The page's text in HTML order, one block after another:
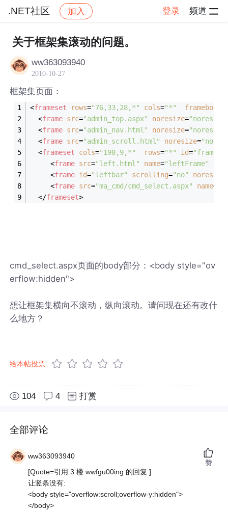
.NET社区 加入 登录 频道
社区 .NET社区 帖子详情
关于框架集滚动的问题。
ww363093940
2010-10-27
框架集页面：
<frameset rows="76,33,28,*" cols="*"
<frame src="admin_top.aspx" noresize=
<frame src="admin_nav.html" noresize=
<frame src="admin_scroll.html" noresize=
<frameset cols="190,9,*" rows="*" id="frame"
<frame src="left.html" name="leftFrame"
<frame id="leftbar" scrolling="no" noresize
<frame src="ma_cmd/cmd_select.aspx" name=
</frameset>
cmd_select.aspx页面的body部分：<body style="ov
erflow:hidden">
想让框架集横向不滚动，纵向滚动。请问现在还有改什
么地方？
给本帖投票
104 4 打赏
全部评论
ww363093940
[Quote=引用 3 楼 wwfgu00ing 的回复:]
让竖条没有:
<body style="overflow:scroll;overflow-y:hidden">
</body>
赞